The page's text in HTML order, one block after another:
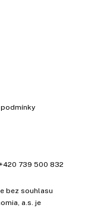
739 500 832
bez souhlasu
a.s. je